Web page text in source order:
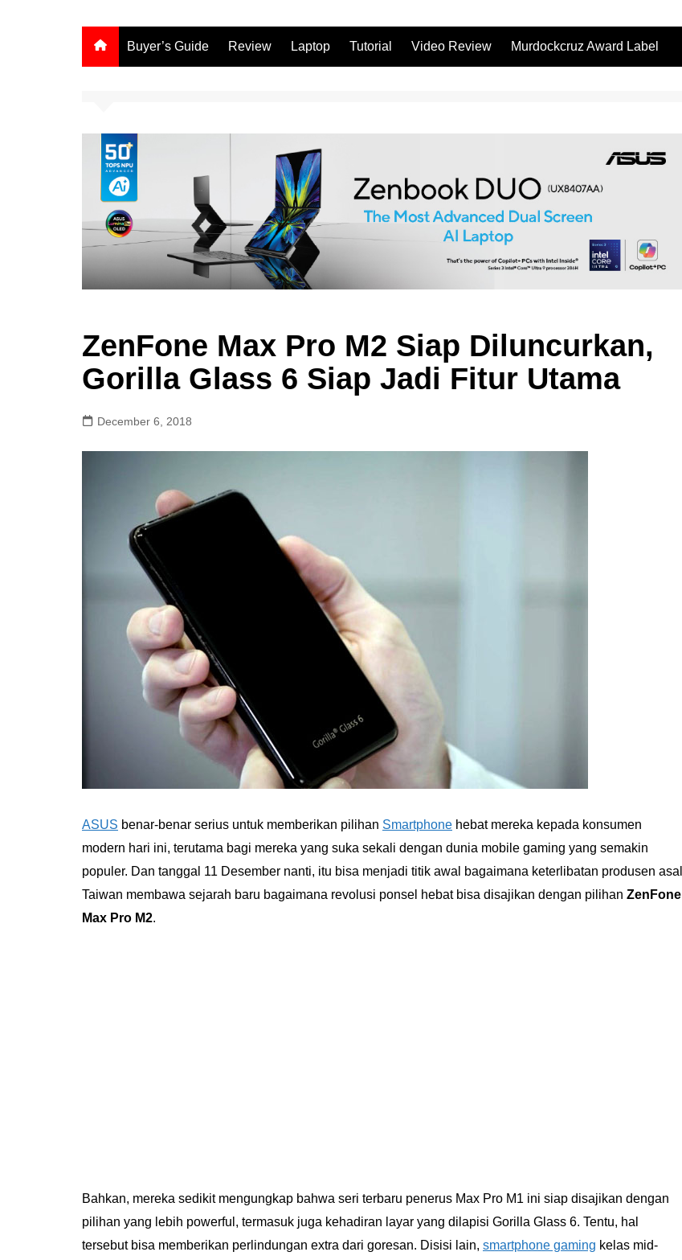
Buyer’s Guide Review Laptop Tutorial Video Review Murdockcruz Award Label
ZenFone Max Pro M2 Siap Diluncurkan,
Gorilla Glass 6 Siap Jadi Fitur Utama
December 6, 2018
ASUS benar-benar serius untuk memberikan pilihan Smartphone hebat mereka kepada konsumen
modern hari ini, terutama bagi mereka yang suka sekali dengan dunia mobile gaming yang semakin
populer. Dan tanggal 11 Desember nanti, itu bisa menjadi titik awal bagaimana keterlibatan produsen asal
Taiwan membawa sejarah baru bagaimana revolusi ponsel hebat bisa disajikan dengan pilihan ZenFone
Max Pro M2.
Bahkan, mereka sedikit mengungkap bahwa seri terbaru penerus Max Pro M1 ini siap disajikan dengan
pilihan yang lebih powerful, termasuk juga kehadiran layar yang dilapisi Gorilla Glass 6. Tentu, hal
tersebut bisa memberikan perlindungan extra dari goresan. Disisi lain, smartphone gaming kelas mid-